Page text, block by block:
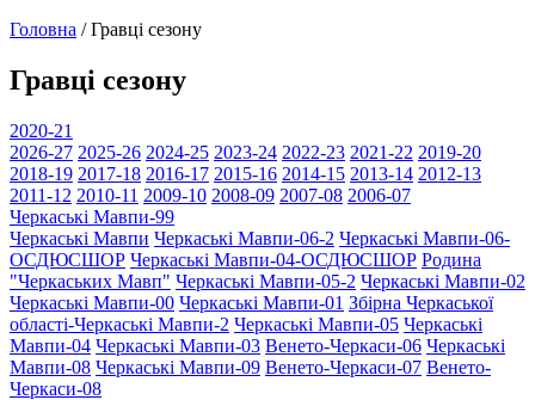
Головна /Гравці сезону
Гравці сезону
2020-21
2026-27 2025-26 2024-25 2023-24 2022-23 2021-22 2019-20
2018-19 2017-18 2016-17 2015-16 2014-15 2013-14 2012-13
2011-12 2010-11 2009-10 2008-09 2007-08 2006-07
Черкаські Мавпи-99
Черкаські Мавпи Черкаські Мавпи-06-2 Черкаські Мавпи-06-
ОСДЮСШОР Черкаські Мавпи-04-ОСДЮСШОР Родина
"Черкаcьких Мавп" Черкаські Мавпи-05-2 Черкаські Мавпи-02
Черкаські Мавпи-00 Черкаські Мавпи-01 Збірна Черкаської
області-Черкаські Мавпи-2 Черкаські Мавпи-05 Черкаські
Мавпи-04 Черкаські Мавпи-03 Венето-Черкаси-06 Черкаські
Мавпи-08 Черкаські Мавпи-09 Венето-Черкаси-07 Венето-
Черкаси-08